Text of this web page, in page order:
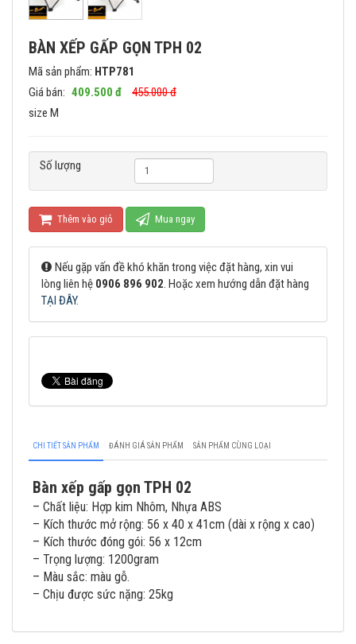
BÀN XẾP GẤP GỌN TPH 02
Mã sản phẩm: HTP781
Giá bán: 409.500 đ
455.000 đ
size M
Số lượng
Thêm vào giỏ Mua ngay
Nếu gặp vấn đề khó khăn trong việc đặt hàng, xin vui
lòng liên hệ 0906 896 902. Hoặc xem hướng dẫn đặt hàng
TẠI ĐÂY.
CHI TIẾT SẢN PHẨM ĐÁNH GIÁ SẢN PHẨM SẢN PHẨM CÙNG LOẠI
Bàn xếp gấp gọn TPH 02
– Chất liệu: Hợp kim Nhôm, Nhựa ABS
– Kích thước mở rộng: 56 x 40 x 41cm (dài x rộng x cao)
– Kích thước đóng gói: 56 x 12cm
– Trọng lượng: 1200gram
– Màu sắc: màu gỗ.
– Chịu được sức nặng: 25kg